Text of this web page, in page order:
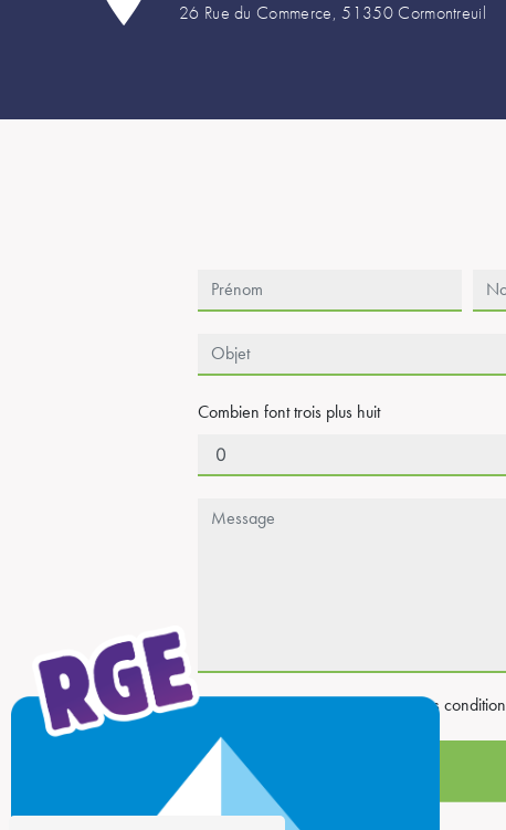
26 Rue du Commerce, 51350 Cormontreuil
Combien font trois plus huit
En cochant cette case, j'accepte les